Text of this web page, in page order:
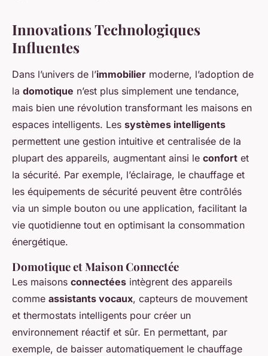
Innovations Technologiques
Influentes
Dans l’univers de l’immobilier moderne, l’adoption de
la domotique n’est plus simplement une tendance,
mais bien une révolution transformant les maisons en
espaces intelligents. Les systèmes intelligents
permettent une gestion intuitive et centralisée de la
plupart des appareils, augmentant ainsi le confort et
la sécurité. Par exemple, l’éclairage, le chauffage et
les équipements de sécurité peuvent être contrôlés
via un simple bouton ou une application, facilitant la
vie quotidienne tout en optimisant la consommation
énergétique.
Domotique et Maison Connectée
Les maisons connectées intègrent des appareils
comme assistants vocaux, capteurs de mouvement
et thermostats intelligents pour créer un
environnement réactif et sûr. En permettant, par
exemple, de baisser automatiquement le chauffage